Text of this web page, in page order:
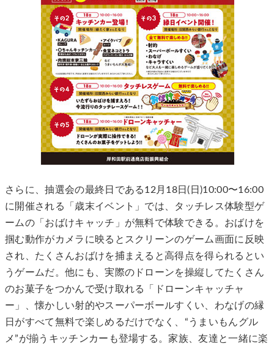
さらに、抽選会の最終日である12月18日(日)10:00〜16:00
に開催される「歳末イベント」では、タッチレス体験型ゲ
ームの「おばけキャッチ」が無料で体験できる。おばけを
掴む動作がカメラに映るとスクリーンのゲーム画面に反映
され、たくさんおばけを捕まえると高得点を得られるとい
うゲームだ。他にも、実際のドローンを操縦してたくさん
のお菓子をつかんで受け取れる「ドローンキャッチャ
ー」、懐かしい射的やスーパーボールすくい、わなげの縁
日がすべて無料で楽しめるだけでなく、“うまいもんグル
メ”が揃うキッチンカーも登場する。家族、友達と一緒に楽